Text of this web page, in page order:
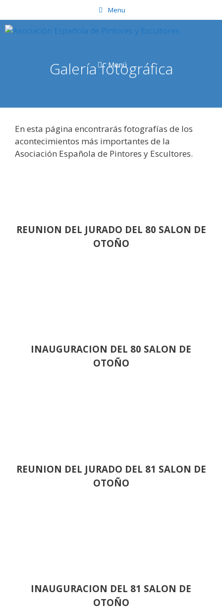
al
contenido
Menu
Menú
Galería fotográfica
En esta página encontrarás fotografías de los
acontecimientos más importantes de la
Asociación Española de Pintores y Escultores.
REUNION DEL JURADO DEL 80 SALON DE
OTOÑO
INAUGURACION DEL 80 SALON DE
OTOÑO
REUNION DEL JURADO DEL 81 SALON DE
OTOÑO
INAUGURACION DEL 81 SALON DE
OTOÑO